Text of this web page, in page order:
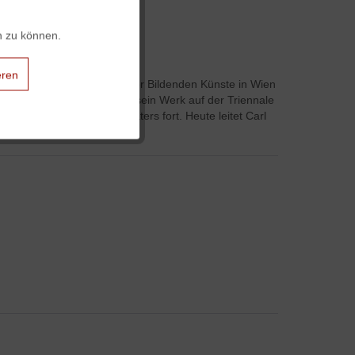
an der Akademie der Bildenden Künste in Wien
vier Goldmedaillen für sein Werk auf der Triennale
führt das Werk seines Vaters fort. Heute leitet Carl
zu können.